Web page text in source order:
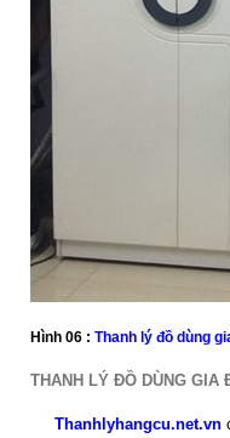
Hình 06 : Thanh lý đồ dùng
THANH LÝ ĐỒ DÙNG
Thanhlyhangcu.net.vn